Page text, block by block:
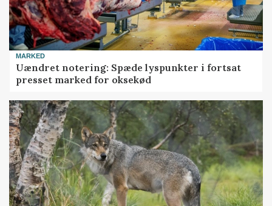
MARKED
Uændret notering: Spæde lyspunkter i fortsat
presset marked for oksekød